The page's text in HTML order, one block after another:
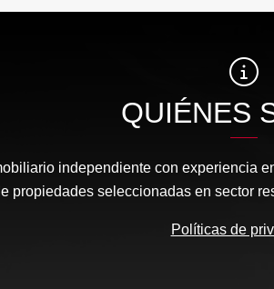
QUIÉNES
independiente con experiencia
propiedades seleccionadas en sector
Políticas de